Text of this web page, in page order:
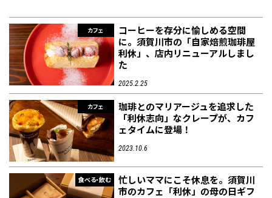
お酒
和食 わんぱく 福島ローカルグル
メ
デート・友達と ひとりで
温泉 体験 名所
美容アイテム エイジングケア
フィットネス・や
せたい
鍼灸・整体・リラ
クゼーション
まつ毛サロン
スポーツ・アウト
ドア
ギフト・お土産
インテリア 食品・酒 生活を彩るモノ
保険 病院・クリニック
趣味・スキルアッ
プ
保育園・こども園 子どもの習い事・
塾
リフォーム・リノ
ベーション
自治体インフォ
カフェ
コーヒーを存分に愉しめる空間
に。須賀川市の「自家焙煎珈琲屋
利休」、店内リニューアルしまし
た
2025.2.25
カフェ
珈琲とのマリアージュを追求した
「利休志向」なクレープが、カフ
ェタイムに登場！
2023.10.6
食べる・飲む
忙しいママにこそ休息を。須賀川
市のカフェ「利休」の母の日ギフ